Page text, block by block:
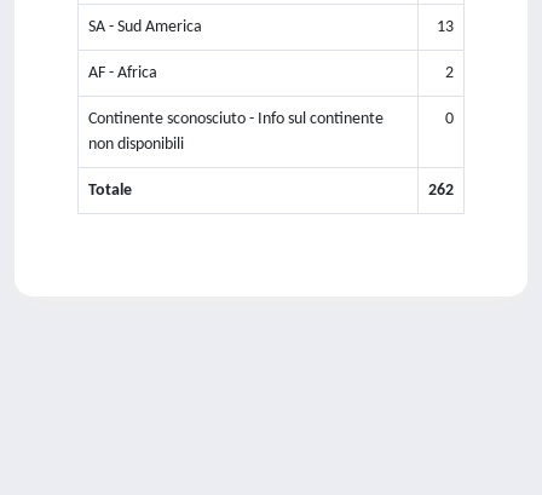
SA - Sud America 13
AF - Africa 2
Continente sconosciuto - Info sul continente
non disponibili
0
Totale 262